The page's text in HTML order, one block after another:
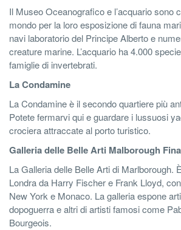
Il Museo Oceanografico e l’acquario sono
mondo per la loro esposizione di fauna
navi laboratorio del Principe Alberto e
creature marine. L’acquario ha 4.000
famiglie di invertebrati.
La Condamine
La Condamine è il secondo quartiere più
Potete fermarvi qui e guardare i lussuosi
crociera attraccate al porto turistico.
Galleria delle Belle Arti Malborough Fina
La Galleria delle Belle Arti di Marlborough.
Londra da Harry Fischer e Frank Lloyd,
New York e Monaco. La galleria espone
dopoguerra e altri di artisti famosi come
Bourgeois.